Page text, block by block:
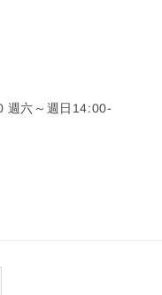
週六～週日14:00-